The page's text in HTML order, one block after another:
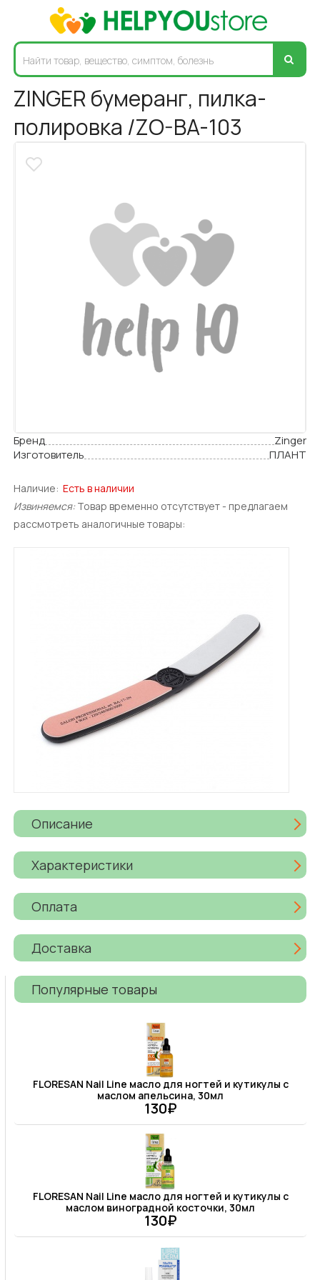
ZINGER бумеранг, пилка-
полировка /ZO-BA-103
Бренд
Zinger
Изготовитель
ПЛАНТ
Наличие: Есть в наличии
Извиняемся: Товар временно отсутствует - предлагаем
рассмотреть аналогичные товары:
Описание
Характеристики
Оплата
Доставка
Популярные товары
FLORESAN Nail Line масло для ногтей и кутикулы с
маслом апельсина, 30мл
130₽
FLORESAN Nail Line масло для ногтей и кутикулы с
маслом виноградной косточки, 30мл
130₽